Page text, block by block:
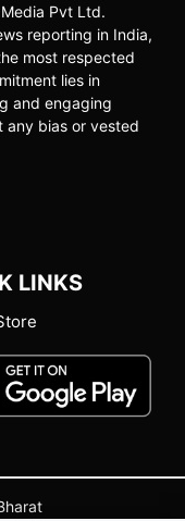
Pvt Ltd.
reporting in India,
most respected
lies in
and engaging
any bias or vested
LINKS